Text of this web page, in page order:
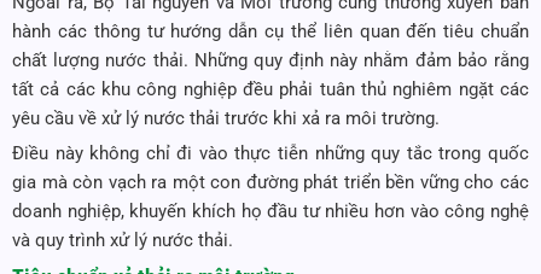
hành các thông tư hướng dẫn cụ thể liên quan đến tiêu chuẩn
chất lượng nước thải. Những quy định này nhằm đảm bảo rằng
tất cả các khu công nghiệp đều phải tuân thủ nghiêm ngặt các
yêu cầu về xử lý nước thải trước khi xả ra môi trường.
Điều này không chỉ đi vào thực tiễn những quy tắc trong quốc
gia mà còn vạch ra một con đường phát triển bền vững cho các
doanh nghiệp, khuyến khích họ đầu tư nhiều hơn vào công nghệ
và quy trình xử lý nước thải.